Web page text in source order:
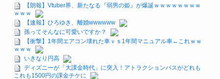
【朗報】Vtuber界、新たなる『弱男の姫』が爆誕ｗｗｗｗｗｗｗｗ
ｗｗｗ
【速報】ひろゆき、離婚wwwwww
孫ってそんなに可愛いですか？
【衝撃】1年間エアコン壊れた車ｖｓ1年間マニュアル車←これｗｗ
ｗｗｗ
いきなり円高
ディズニーが「大課金時代」に突入！アトラクションパスがどれも
これも1500円の課金チケに